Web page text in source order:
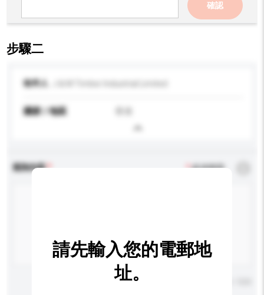
確認
步驟二
收件人
國家 / 地區
查詢內容 *必須填寫
請先輸入您的電郵地
址。